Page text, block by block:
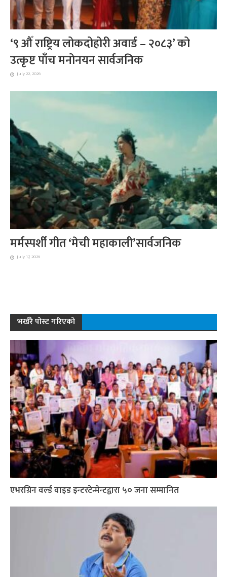
‘९ औँ राष्ट्रिय लोकदोहोरी अवार्ड – २०८३’ को
उत्कृष्ट पाँच मनोनयन सार्वजनिक
July 22, 2026
मर्मस्पर्शी गीत ‘मेची महाकाली’सार्वजनिक
July 17, 2026
भर्खरै पोस्ट गरिएको
एभरग्रिन वर्ल्ड वाइड इन्टरटेन्मेन्टद्वारा ५० जना सम्मानित